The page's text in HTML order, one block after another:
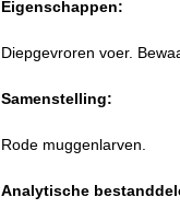
Eigenschappen:
Diepgevroren voer.
Samenstelling:
Rode muggenlarven.
Analytische